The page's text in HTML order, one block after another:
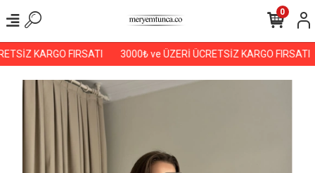
KARGO FIRSATI 3000₺ ve ÜZERİ ÜCRETSİZ KARGO FIRSATI
0